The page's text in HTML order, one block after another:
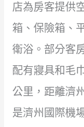
店為房客提供
箱、保險箱、
衛浴。部分客
配有寢具和毛
公里，距離濟
是濟州國際機